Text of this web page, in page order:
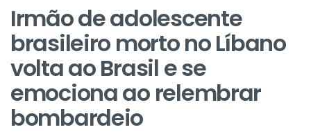
Irmão de adolescente
brasileiro morto no Líbano
volta ao Brasil e se
emociona ao relembrar
bombardeio